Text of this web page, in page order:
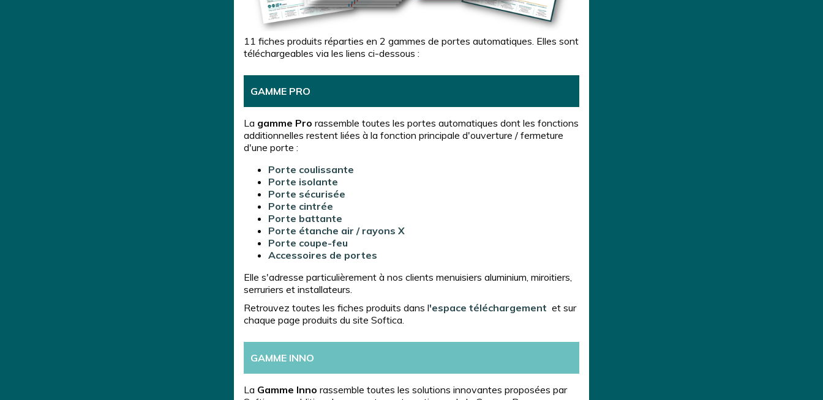
11 fiches produits réparties en 2 gammes de portes automatiques. Elles sont
téléchargeables via les liens ci-dessous :
GAMME PRO
La gamme Pro rassemble toutes les portes automatiques dont les fonctions
additionnelles restent liées à la fonction principale d'ouverture / fermeture
d'une porte :
Porte coulissante
Porte isolante
Porte sécurisée
Porte cintrée
Porte battante
Porte étanche air / rayons X
Porte coupe-feu
Accessoires de portes
Elle s'adresse particulièrement à nos clients menuisiers aluminium, miroitiers,
serruriers et installateurs.
Retrouvez toutes les fiches produits dans l'espace téléchargement et sur
chaque page produits du site Softica.
GAMME INNO
La Gamme Inno rassemble toutes les solutions innovantes proposées par